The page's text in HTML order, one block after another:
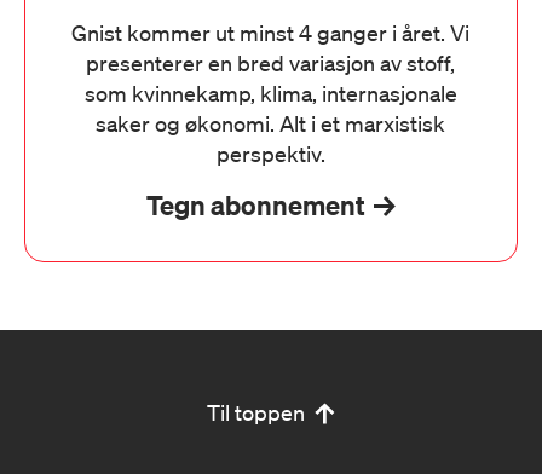
Gnist kommer ut minst 4 ganger i året. Vi
presenterer en bred variasjon av stoff,
som kvinnekamp, klima, internasjonale
saker og økonomi. Alt i et marxistisk
perspektiv.
Tegn abonnement
Til toppen